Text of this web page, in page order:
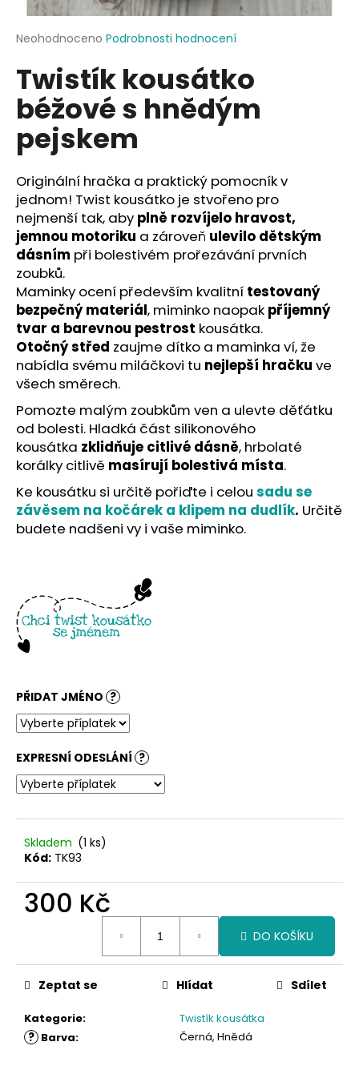
Průměrné
produktu
0,0
5
hvězdiček.
Neohodnoceno Podrobnosti hodnocení
Twistík kousátko
béžové s hnědým
pejskem
Originální hračka a praktický pomocník v
jednom! Twist kousátko je stvořeno pro
nejmenší tak, aby plně rozvíjelo hravost,
jemnou motoriku a zároveň ulevilo dětským
dásním při bolestivém prořezávání prvních
zoubků.
Maminky ocení především kvalitní testovaný
bezpečný materiál, miminko naopak příjemný
tvar a barevnou pestrost kousátka.
Otočný střed zaujme dítko a maminka ví, že
nabídla svému miláčkovi tu nejlepší hračku ve
všech směrech.
Pomozte malým zoubkům ven a ulevte děťátku
od bolesti. Hladká část silikonového
kousátka zklidňuje citlivé dásně, hrbolaté
korálky citlivě masírují bolestivá místa.
Ke kousátku si určitě pořiďte i celou sadu se
závěsem na kočárek a klipem na dudlík. Určitě
budete nadšeni vy i vaše miminko.
PŘIDAT JMÉNO ?
EXPRESNÍ ODESLÁNÍ ?
Skladem (1 ks)
Kód: TK93
300 Kč
DO KOŠÍKU
Kategorie: Twistík kousátka
? Barva: Černá, Hnědá
Zeptat se Hlídat Sdílet
a
j
t
?
HLEDAT
D
o
p
o
r
u
č
u
e
m
e